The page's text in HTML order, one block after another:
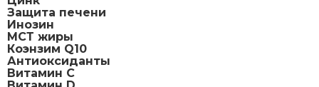
Защита печени
Инозин
МСТ жиры
Коэнзим Q10
Антиоксиданты
Витамин С